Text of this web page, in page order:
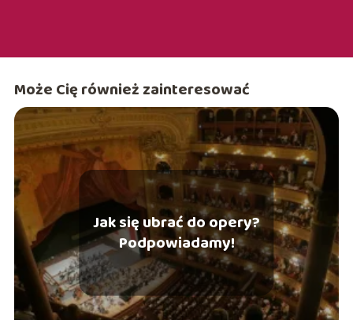
Może Cię również zainteresować
Jak się ubrać do opery?
Podpowiadamy!